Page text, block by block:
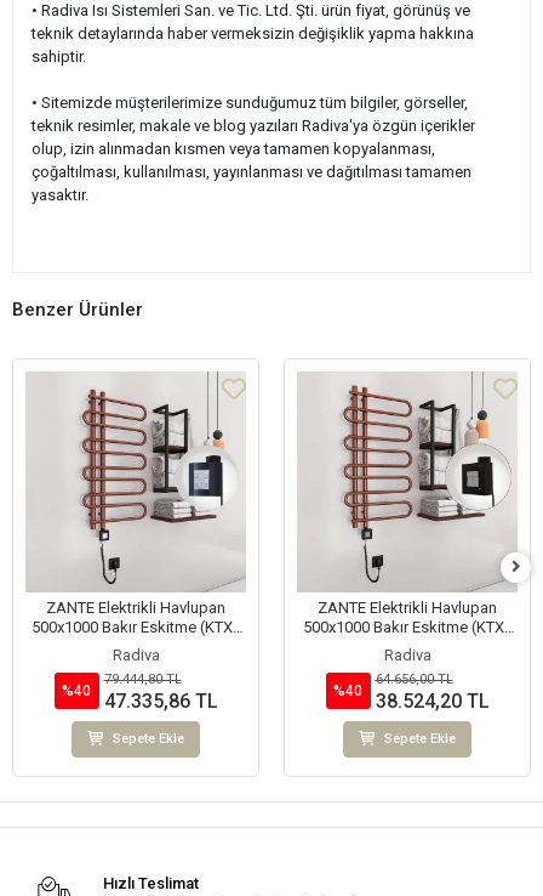
• Radiva Isı Sistemleri San. ve Tic. Ltd. Şti. ürün fiyat, görünüş ve
teknik detaylarında haber vermeksizin değişiklik yapma hakkına
sahiptir.
• Sitemizde müşterilerimize sunduğumuz tüm bilgiler, görseller,
teknik resimler, makale ve blog yazıları Radiva'ya özgün içerikler
olup, izin alınmadan kısmen veya tamamen kopyalanması,
çoğaltılması, kullanılması, yayınlanması ve dağıtılması tamamen
yasaktır.
Benzer Ürünler
ZANTE Elektrikli Havlupan
500x1000 Bakır Eskitme (KTX4
Termostat) 200W Spiral Kablolu
Radiva
%40
79.444,80 TL
47.335,86 TL
Sepete Ekle
ZANTE Elektrikli Havlupan
500x1000 Bakır Eskitme (KTX1
Termostat) 200W Spiral Kablolu
Radiva
%40
64.656,00 TL
38.524,20 TL
Sepete Ekle
Hızlı Teslimat